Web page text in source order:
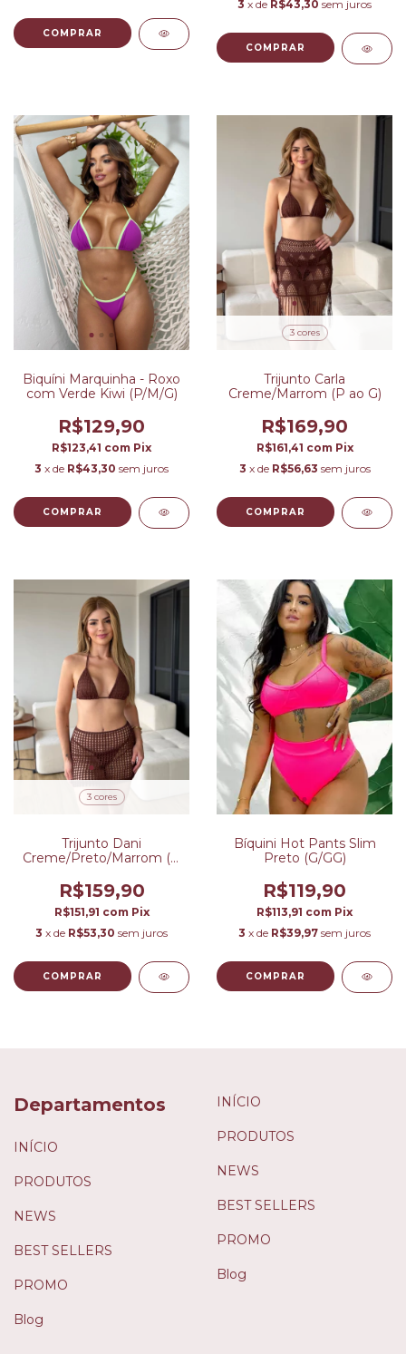
COMPRAR
3 x de R$43,30 sem juros
COMPRAR
Biquíni Marquinha - Roxo
com Verde Kiwi (P/M/G)
R$129,90
R$123,41 com Pix
3 x de R$43,30 sem juros
COMPRAR
3 cores
Trijunto Carla
Creme/Marrom (P ao G)
R$169,90
R$161,41 com Pix
3 x de R$56,63 sem juros
COMPRAR
3 cores
Trijunto Dani
Creme/Preto/Marrom (P
R$159,90
R$151,91 com Pix
3 x de R$53,30 sem juros
COMPRAR
Bíquini Hot Pants Slim
Preto (G/GG)
R$119,90
R$113,91 com Pix
3 x de R$39,97 sem juros
COMPRAR
Departamentos
INÍCIO
PRODUTOS
NEWS
BEST SELLERS
PROMO
Blog
INÍCIO
PRODUTOS
NEWS
BEST SELLERS
PROMO
Blog